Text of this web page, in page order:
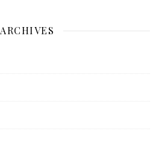
ARCHIVES